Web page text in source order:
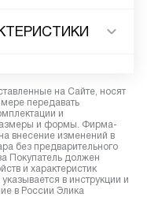
на Сайте, носят
передавать
и
и формы. Фирма-
внесение изменений в
без предварительного
Покупатель должен
и характеристик
в инструкции и
в России Элика